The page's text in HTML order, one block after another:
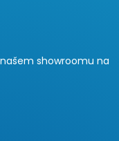
showroomu na